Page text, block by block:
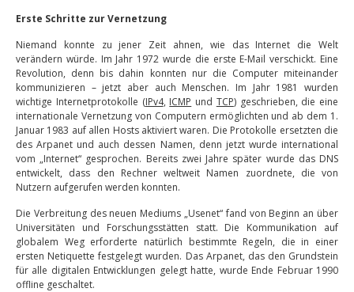
Erste Schritte zur Vernetzung
Niemand konnte zu jener Zeit ahnen, wie das Internet die Welt
verändern würde. Im Jahr 1972 wurde die erste E-Mail verschickt. Eine
Revolution, denn bis dahin konnten nur die Computer miteinander
kommunizieren – jetzt aber auch Menschen. Im Jahr 1981 wurden
wichtige Internetprotokolle (IPv4, ICMP und TCP) geschrieben, die eine
internationale Vernetzung von Computern ermöglichten und ab dem 1.
Januar 1983 auf allen Hosts aktiviert waren. Die Protokolle ersetzten die
des Arpanet und auch dessen Namen, denn jetzt wurde international
vom „Internet“ gesprochen. Bereits zwei Jahre später wurde das DNS
entwickelt, dass den Rechner weltweit Namen zuordnete, die von
Nutzern aufgerufen werden konnten.
Die Verbreitung des neuen Mediums „Usenet“ fand von Beginn an über
Universitäten und Forschungsstätten statt. Die Kommunikation auf
globalem Weg erforderte natürlich bestimmte Regeln, die in einer
ersten Netiquette festgelegt wurden. Das Arpanet, das den Grundstein
für alle digitalen Entwicklungen gelegt hatte, wurde Ende Februar 1990
offline geschaltet.